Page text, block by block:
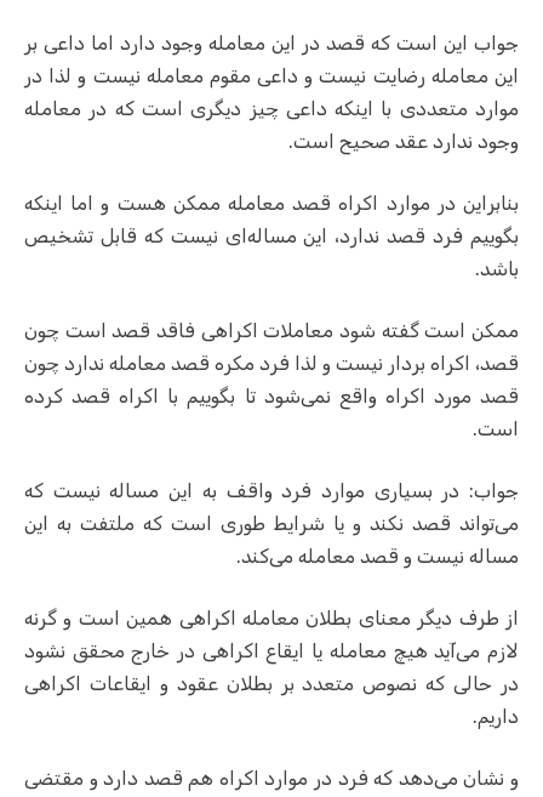
جواب این است که قصد در این معامله وجود دارد اما داعی بر
این معامله رضایت نیست و داعی مقوم معامله نیست و لذا در
موارد متعددی با اینکه داعی چیز دیگری است که در معامله
وجود ندارد عقد صحیح است.
بنابراین در موارد اکراه قصد معامله ممکن هست و اما اینکه
بگوییم فرد قصد ندارد، این مساله‌ای نیست که قابل تشخیص
باشد.
ممکن است گفته شود معاملات اکراهی فاقد قصد است چون
قصد، اکراه بردار نیست و لذا فرد مکره قصد معامله ندارد چون
قصد مورد اکراه واقع نمی‌شود تا بگوییم با اکراه قصد کرده
است.
جواب: در بسیاری موارد فرد واقف به این مساله نیست که
می‌تواند قصد نکند و یا شرایط طوری است که ملتفت به این
مساله نیست و قصد معامله می‌کند.
از طرف دیگر معنای بطلان معامله اکراهی همین است و گرنه
لازم می‌آید هیچ معامله یا ایقاع اکراهی در خارج محقق نشود
در حالی که نصوص متعدد بر بطلان عقود و ایقاعات اکراهی
داریم.
و نشان می‌دهد که فرد در موارد اکراه هم قصد دارد و مقتضی